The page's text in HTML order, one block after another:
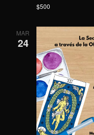
$500
MAR
24